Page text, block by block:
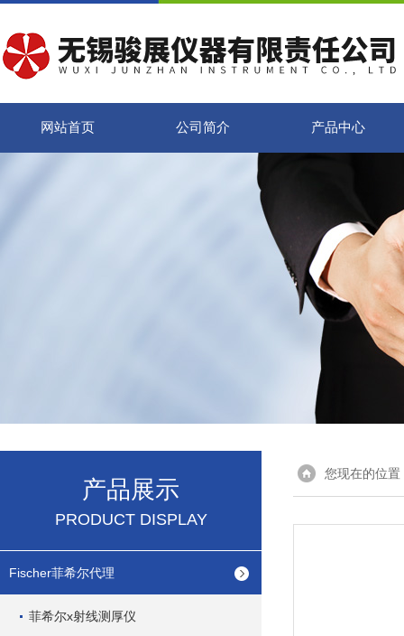
网站首页 公司简介 产品中心
产品展示
PRODUCT DISPLAY
Fischer菲希尔代理
菲希尔x射线测厚仪
您现在的位置